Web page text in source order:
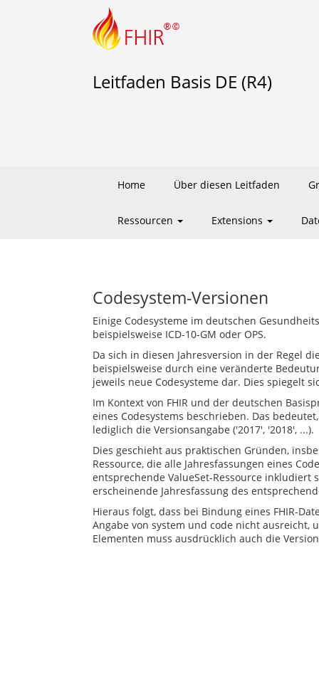
Leitfaden Basis DE (R4)
Home Über diesen Leitfaden
Ressourcen Extensions
Codesystem-Versionen
Einige Codesysteme im deutschen
beispielsweise ICD-10-GM oder OPS.
Da sich in diesen Jahresversion in der Regel
beispielsweise durch eine veränderte
jeweils neue Codesysteme dar. Dies spiegelt
Im Kontext von FHIR und der deutschen
eines Codesystems beschrieben. Das
lediglich die Versionsangabe ('2017', '2018', ...).
Dies geschieht aus praktischen Gründen,
Ressource, die alle Jahresfassungen eines
entsprechende ValueSet-Ressource
erscheinende Jahresfassung des
Hieraus folgt, dass bei Bindung eines FHIR-
Angabe von system und code nicht ausreicht,
Elementen muss ausdrücklich auch die